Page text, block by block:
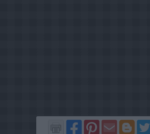
Del
på
Del
på
Send
via
Del
på
Del
på